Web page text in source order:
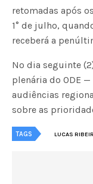
retomadas após
1° de julho,
receberá a
No dia seguinte
plenária do ODE
audiências
sobre as
TAGS LUCAS